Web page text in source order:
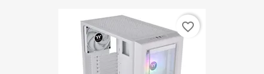
favorite_border